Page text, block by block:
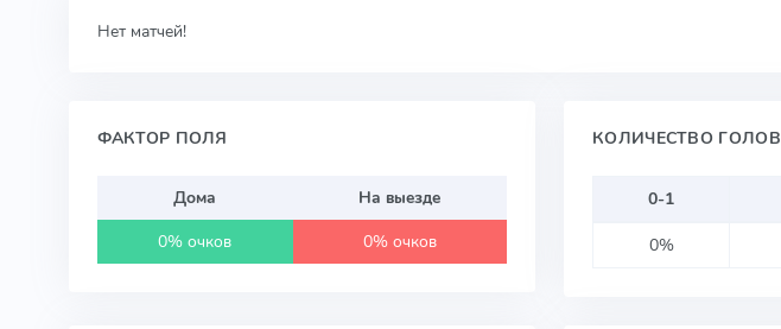
Нет матчей!
ФАКТОР ПОЛЯ
Дома
На выезде
0% очков
0% очков
КОЛИЧЕСТВО ГОЛОВ
0-1
0%